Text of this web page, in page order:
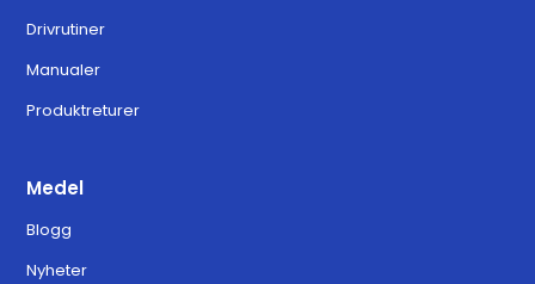
Drivrutiner
Manualer
Produktreturer
Medel
Blogg
Nyheter